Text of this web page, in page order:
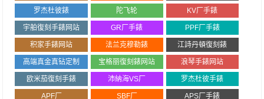
罗杰杜彼錶 陀飞轮 KV厂手錶
宇舶復刻手錶网站 GR厂手錶 PPF厂手錶
积家手錶网站 法兰克穆勒錶 江詩丹頓復刻錶
高端真金真钻定制 宝格丽復刻錶网站 浪琴手錶网站
欧米茄復刻手錶 沛納海VS厂 罗杰杜彼手錶
APF厂 SBF厂 APS厂手錶